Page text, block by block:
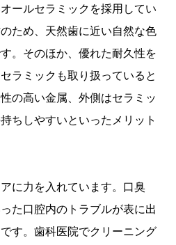
ールセラミックを採用してい
ため、天然歯に近い自然な色
。そのほか、優れた耐久性を
ラミックも取り扱っていると
の高い金属、外側はセラミッ
ちしやすいといったメリット
に力を入れています。口臭
た口腔内のトラブルが表に出
す。歯科医院でクリーニング